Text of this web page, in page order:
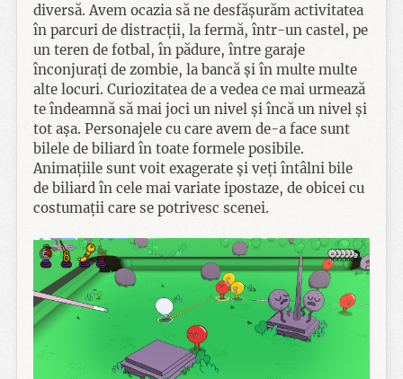
diversă. Avem ocazia să ne desfășurăm activitatea
în parcuri de distracții, la fermă, într-un castel, pe
un teren de fotbal, în pădure, între garaje
înconjurați de zombie, la bancă și în multe multe
alte locuri. Curiozitatea de a vedea ce mai urmează
te îndeamnă să mai joci un nivel și încă un nivel și
tot așa. Personajele cu care avem de-a face sunt
bilele de biliard în toate formele posibile.
Animațiile sunt voit exagerate și veți întâlni bile
de biliard în cele mai variate ipostaze, de obicei cu
costumații care se potrivesc scenei.